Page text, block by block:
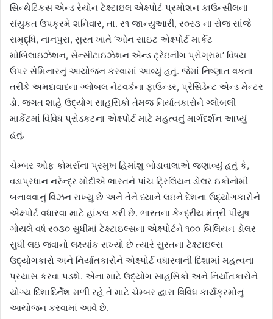
સિન્થેટિકસ એન્ડ રેયોન ટેક્ષ્ટાઇલ એક્ષ્પોર્ટ પ્રમોશન કાઉન્સીલના
સંયુકત ઉપક્રમે શનિવાર, તા. ર૧ જાન્યુઆરી, ર૦ર૩ ના રોજ સાંજે
સમૃદ્ધિ, નાનપુરા, સુરત ખાતે ‘ઓન સાઇટ એક્ષ્પોર્ટ માર્કેટ
મોબિલાઇઝેશન, સેન્સીટાઇઝેશન એન્ડ ટ્રેઇનીંગ પ્રોગ્રામ’ વિષય
ઉપર સેમિનારનું આયોજન કરવામાં આવ્યું હતું. જેમાં નિષ્ણાત વકતા
તરીકે અમદાવાદના ગ્લોબલ નેટવર્કના ફાઉન્ડર, પ્રેસિડેન્ટ એન્ડ મેન્ટર
ડો. જગત શાહે ઉદ્યોગ સાહસિકો તેમજ નિર્યાતકારોને ગ્લોબલી
માર્કેટમાં વિવિધ પ્રોડકટના એક્ષ્પોર્ટ માટે મહત્વનું માર્ગદર્શન આપ્યું
હતું.
ચેમ્બર ઓફ કોમર્સના પ્રમુખ હિમાંશુ બોડાવાલાએ જણાવ્યું હતું કે,
વડાપ્રધાન નરેન્દ્ર મોદીએ ભારતને પાંચ ટ્રિલિયન ડોલર ઇકોનોમી
બનાવવાનું વિઝન રાખ્યું છે અને તેને ધ્યાને લઇને દેશના ઉદ્યોગકારોને
એક્ષ્પોર્ટ વધારવા માટે હાંકલ કરી છે. ભારતના કેન્દ્રીય મંત્રી પીયુષ
ગોયલે વર્ષ ર૦૩૦ સુધીમાં ટેક્ષ્ટાઇલ્સના એક્ષ્પોર્ટને ૧૦૦ બિલિયન ડોલર
સુધી લઇ જવાનો લક્ષ્યાંક રાખ્યો છે ત્યારે સુરતના ટેક્ષ્ટાઇલ્સ
ઉદ્યોગકારો અને નિર્યાતકારોને એક્ષ્પોર્ટ વધારવાની દિશામાં મહત્વના
પ્રયાસ કરવા પડશે. એના માટે ઉદ્યોગ સાહસિકો અને નિર્યાતકારોને
યોગ્ય દિશાદિર્નેશ મળી રહે તે માટે ચેમ્બર દ્વારા વિવિધ કાર્યક્રમોનું
આયોજન કરવામાં આવે છે.